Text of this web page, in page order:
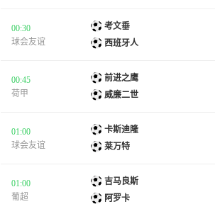
00:30
球会友谊
考文垂
西班牙人
00:45
荷甲
前进之鹰
威廉二世
01:00
球会友谊
卡斯迪隆
莱万特
01:00
葡超
吉马良斯
阿罗卡